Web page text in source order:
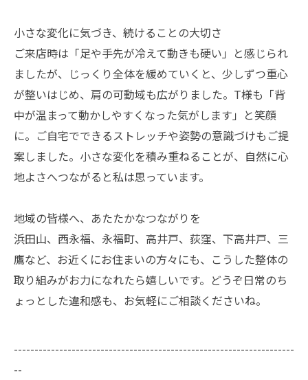
小さな変化に気づき、続けることの大切さ
ご来店時は「足や手先が冷えて動きも硬い」と感じられ
ましたが、じっくり全体を緩めていくと、少しずつ重心
が整いはじめ、肩の可動域も広がりました。T様も「背
中が温まって動かしやすくなった気がします」と笑顔
に。ご自宅でできるストレッチや姿勢の意識づけもご提
案しました。小さな変化を積み重ねることが、自然に心
地よさへつながると私は思っています。
地域の皆様へ、あたたかなつながりを
浜田山、西永福、永福町、高井戸、荻窪、下高井戸、三
鷹など、お近くにお住まいの方々にも、こうした整体の
取り組みがお力になれたら嬉しいです。どうぞ日常のち
ょっとした違和感も、お気軽にご相談くださいね。
--------------------------------------------------------------------
--